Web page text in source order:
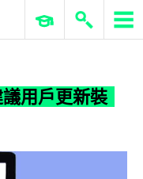
用戶更新裝置
ERP 與商業 AI
用戶更新裝